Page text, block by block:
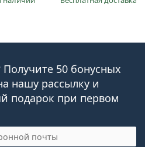
50 бонусных
нашу рассылку и
подарок при первом